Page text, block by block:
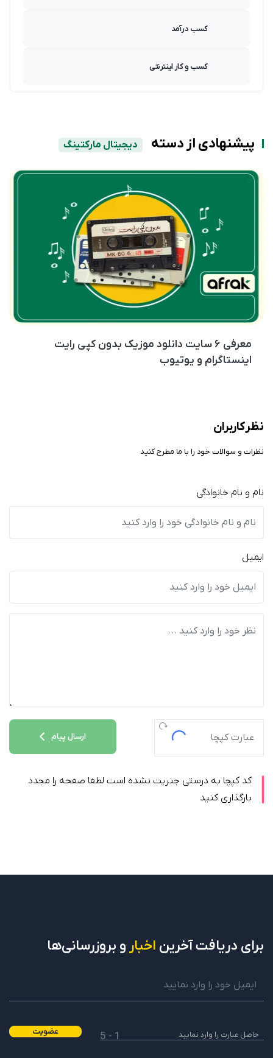
کسب درآمد
کسب و کار اینترنتی
پیشنهادی از دسته دیجیتال مارکتینگ
معرفی ۶ سایت دانلود موزیک بدون کپی رایت
اینستاگرام و یوتیوب
نظر کاربران
نظرات و سوالات خود را با ما مطرح کنید
نام و نام خانوادگی
ایمیل
ارسال پیام
کد کپچا به درستی جنریت نشده است لطفا صفحه را مجدد
بارگذاری کنید
برای دریافتآخرین اخبار و بروزرسانی‌ها
1 - 5 عضویت